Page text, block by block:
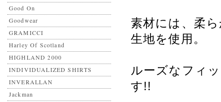
Good On
Goodwear
GRAMICCI
Harley Of Scotland
HIGHLAND 2000
INDIVIDUALIZED SHIRTS
INVERALLAN
Jackman
素材には、柔
生地を使用。
ルーズなフィ
す!!